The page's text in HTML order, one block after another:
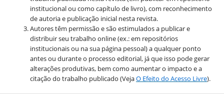
institucional ou como capítulo de livro), com reconhecimento
de autoria e publicação inicial nesta revista.
Autores têm permissão e são estimulados a publicar e
distribuir seu trabalho online (ex.: em repositórios
institucionais ou na sua página pessoal) a qualquer ponto
antes ou durante o processo editorial, já que isso pode gerar
alterações produtivas, bem como aumentar o impacto e a
citação do trabalho publicado (VejaO Efeito do Acesso Livre).